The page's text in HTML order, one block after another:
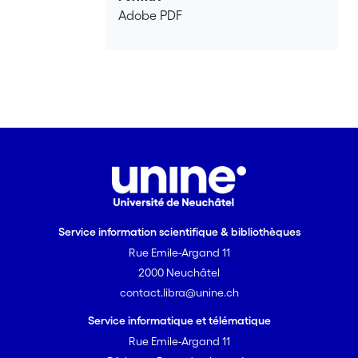
action.
Adobe PDF
Service information scientifique & bibliothèques
Rue Emile-Argand 11
2000 Neuchâtel
contact.libra@unine.ch
Service informatique et télématique
Rue Emile-Argand 11